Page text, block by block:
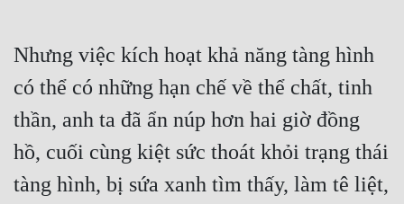
Nhưng việc kích hoạt khả năng tàng hình
có thể có những hạn chế về thể chất, tinh
thần, anh ta đã ẩn núp hơn hai giờ đồng
hồ, cuối cùng kiệt sức thoát khỏi trạng thái
tàng hình, bị sứa xanh tìm thấy, làm tê liệt,